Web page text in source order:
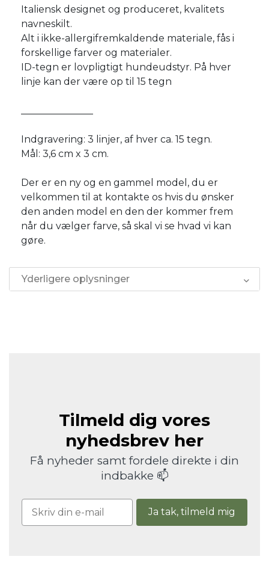
Italiensk designet og produceret, kvalitets
navneskilt.
Alt i ikke-allergifremkaldende materiale, fås i
forskellige farver og materialer.
ID-tegn er lovpligtigt hundeudstyr. På hver
linje kan der være op til 15 tegn
Indgravering: 3 linjer, af hver ca. 15 tegn.
Mål: 3,6 cm x 3 cm.
Der er en ny og en gammel model, du er
velkommen til at kontakte os hvis du ønsker
den anden model en den der kommer frem
når du vælger farve, så skal vi se hvad vi kan
gøre.
Yderligere oplysninger
Tilmeld dig vores
nyhedsbrev her
Få nyheder samt fordele direkte i din
indbakke 📫
Ja tak, tilmeld mig